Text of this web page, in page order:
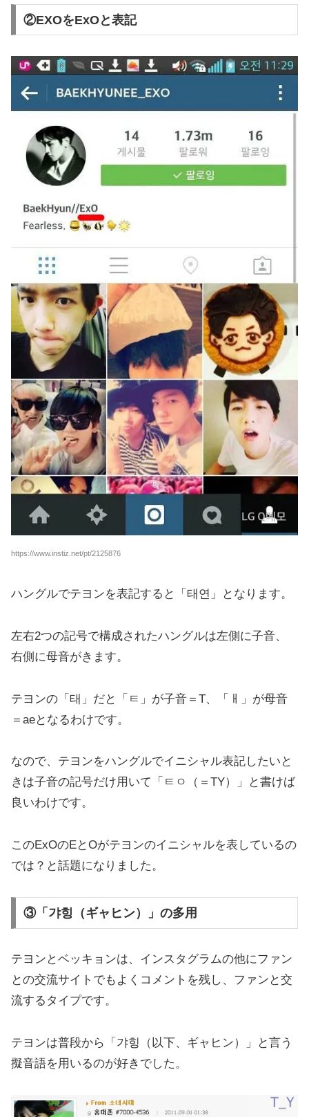
②EXOをExOと表記
https://www.instiz.net/pt/2125876
ハングルでテヨンを表記すると「태연」となります。
左右2つの記号で構成されたハングルは左側に子音、
右側に母音がきます。
テヨンの「태」だと「ㅌ」が子音＝T、「ㅐ」が母音
＝aeとなるわけです。
なので、テヨンをハングルでイニシャル表記したいと
きは子音の記号だけ用いて「ㅌㅇ（＝TY）」と書けば
良いわけです。
このExOのEとOがテヨンのイニシャルを表しているの
では？と話題になりました。
③「갸힝（ギャヒン）」の多用
テヨンとベッキョンは、インスタグラムの他にファン
との交流サイトでもよくコメントを残し、ファンと交
流するタイプです。
テヨンは普段から「갸힝（以下、ギャヒン）」と言う
擬音語を用いるのが好きでした。